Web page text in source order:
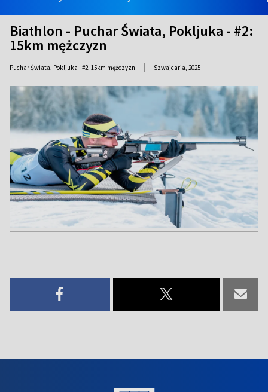
Biathlon - Puchar Świata, Pokljuka - #2:
15km mężczyzn
Puchar Świata, Pokljuka - #2: 15km mężczyzn | Szwajcaria, 2025